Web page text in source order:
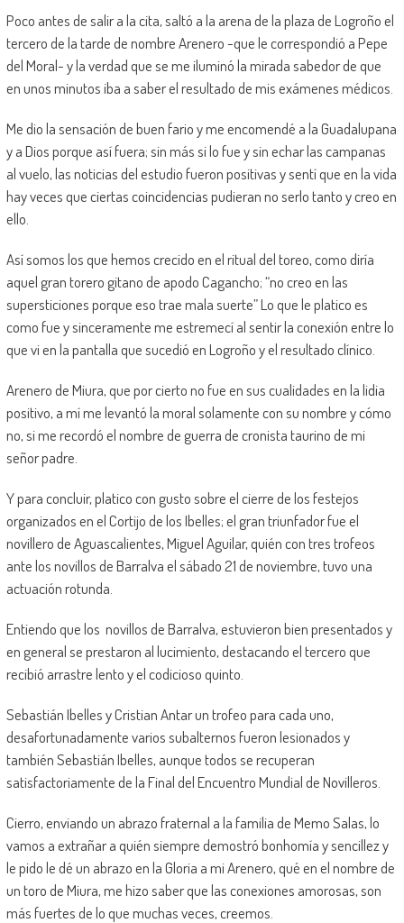
Poco antes de salir a la cita, saltó a la arena de la plaza de Logroño el
tercero de la tarde de nombre Arenero -que le correspondió a Pepe
del Moral- y la verdad que se me iluminó la mirada sabedor de que
en unos minutos iba a saber el resultado de mis exámenes médicos.
Me dio la sensación de buen fario y me encomendé a la Guadalupana
y a Dios porque así fuera; sin más si lo fue y sin echar las campanas
al vuelo, las noticias del estudio fueron positivas y sentí que en la vida
hay veces que ciertas coincidencias pudieran no serlo tanto y creo en
ello.
Así somos los que hemos crecido en el ritual del toreo, como diría
aquel gran torero gitano de apodo Cagancho; “no creo en las
supersticiones porque eso trae mala suerte” Lo que le platico es
como fue y sinceramente me estremecí al sentir la conexión entre lo
que vi en la pantalla que sucedió en Logroño y el resultado clínico.
Arenero de Miura, que por cierto no fue en sus cualidades en la lidia
positivo, a mí me levantó la moral solamente con su nombre y cómo
no, si me recordó el nombre de guerra de cronista taurino de mi
señor padre.
Y para concluir, platico con gusto sobre el cierre de los festejos
organizados en el Cortijo de los Ibelles; el gran triunfador fue el
novillero de Aguascalientes, Miguel Aguilar, quién con tres trofeos
ante los novillos de Barralva el sábado 21 de noviembre, tuvo una
actuación rotunda.
Entiendo que los novillos de Barralva, estuvieron bien presentados y
en general se prestaron al lucimiento, destacando el tercero que
recibió arrastre lento y el codicioso quinto.
Sebastián Ibelles y Cristian Antar un trofeo para cada uno,
desafortunadamente varios subalternos fueron lesionados y
también Sebastián Ibelles, aunque todos se recuperan
satisfactoriamente de la Final del Encuentro Mundial de Novilleros.
Cierro, enviando un abrazo fraternal a la familia de Memo Salas, lo
vamos a extrañar a quién siempre demostró bonhomía y sencillez y
le pido le dé un abrazo en la Gloria a mi Arenero, qué en el nombre de
un toro de Miura, me hizo saber que las conexiones amorosas, son
más fuertes de lo que muchas veces, creemos.